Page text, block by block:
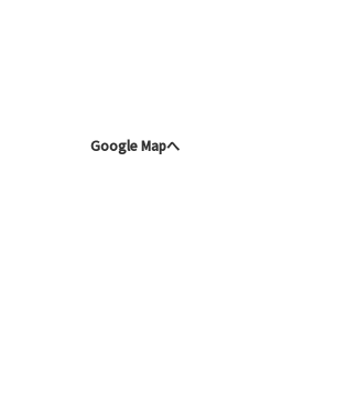
Google Mapへ